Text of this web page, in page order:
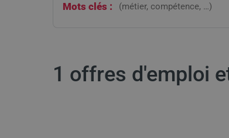
Mots clés :
1 offres d'emploi